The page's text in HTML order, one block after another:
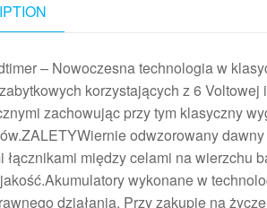
– Nowoczesna technologia w
korzystających z 6
zachowując przy tym klasyczny
odwzorowany
łącznikami między celami na wierzchu
wykonane w
działania. Przy zakupie na